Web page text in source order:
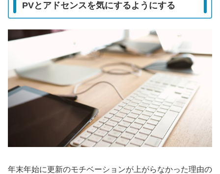
PVとアドセンスを気にするようにする
年末年始に更新のモチベーションが上がらなかった理由の